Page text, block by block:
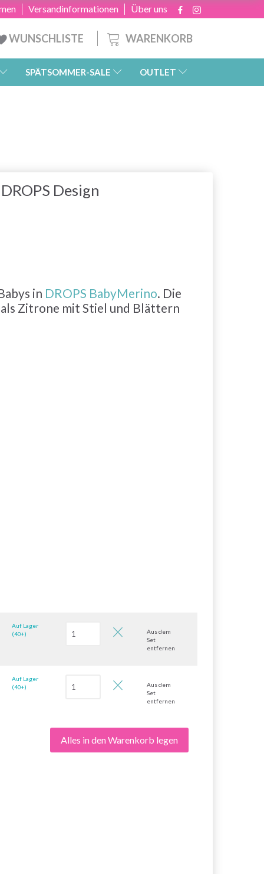
Über uns
Versandinformationen
WARENKORB
WUNSCHLISTE
SPÄTSOMMER-SALE OUTLET
Design
in DROPS BabyMerino. Die
Zitrone mit Stiel und Blättern
Auf Lager
(40+)
Aus dem
Set
entfernen
Auf Lager
(40+)
Aus dem
Set
entfernen
Alles in den Warenkorb legen